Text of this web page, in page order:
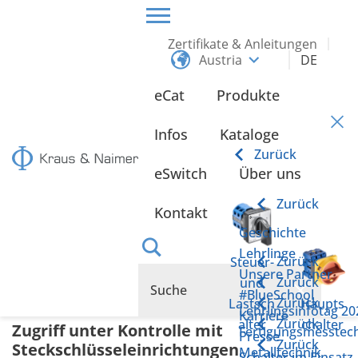
Zertifikate & Anleitungen
Austria
DE
eCat Produkte
Zurück
Steuer-
und
Lastsch
alter
Haupts
chalter
Infos Kataloge
eSwitch Über uns
Zurück
Geschichte
Zurück
Lehrlinge
Zurück
Lehrlingsinfotag
Metalltechnik
Unsere Partner
Zurück
#BlueSchool
Zurück
Karriere
Zurück
Presse
Kontakt
ZUSATZEINRICHTUNGEN
Steckschlüsseleinrichtungen
Zugriff unter Kontrolle mit
Steckschlüsseleinrichtungen